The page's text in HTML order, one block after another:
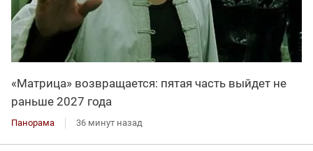
«Матрица» возвращается: пятая часть выйдет не
раньше 2027 года
Панорама 36 минут назад